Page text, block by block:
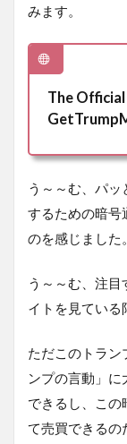
みます。
The
う～～む、パ
するための暗号
のを感じました。
う～～む、注
イトを見ている
ただこのトラン
ンプの言動」
できるし、この
て売買できるの